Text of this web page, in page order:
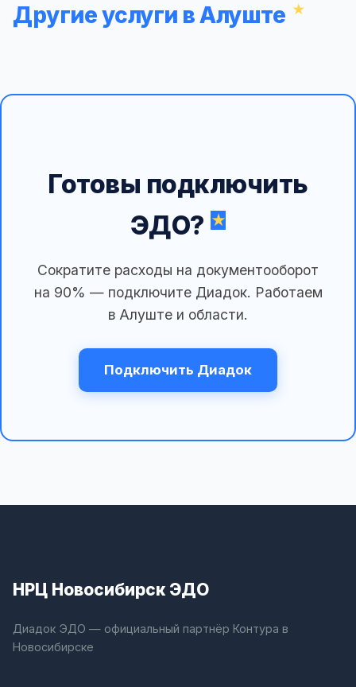
Другие услуги в Алуште
Готовы подключить
ЭДО?
Сократите расходы на документооборот
на 90% — подключите Диадок. Работаем
в Алуште и области.
Подключить Диадок
НРЦ Новосибирск ЭДО
Диадок ЭДО — официальный партнёр Контура в
Новосибирске